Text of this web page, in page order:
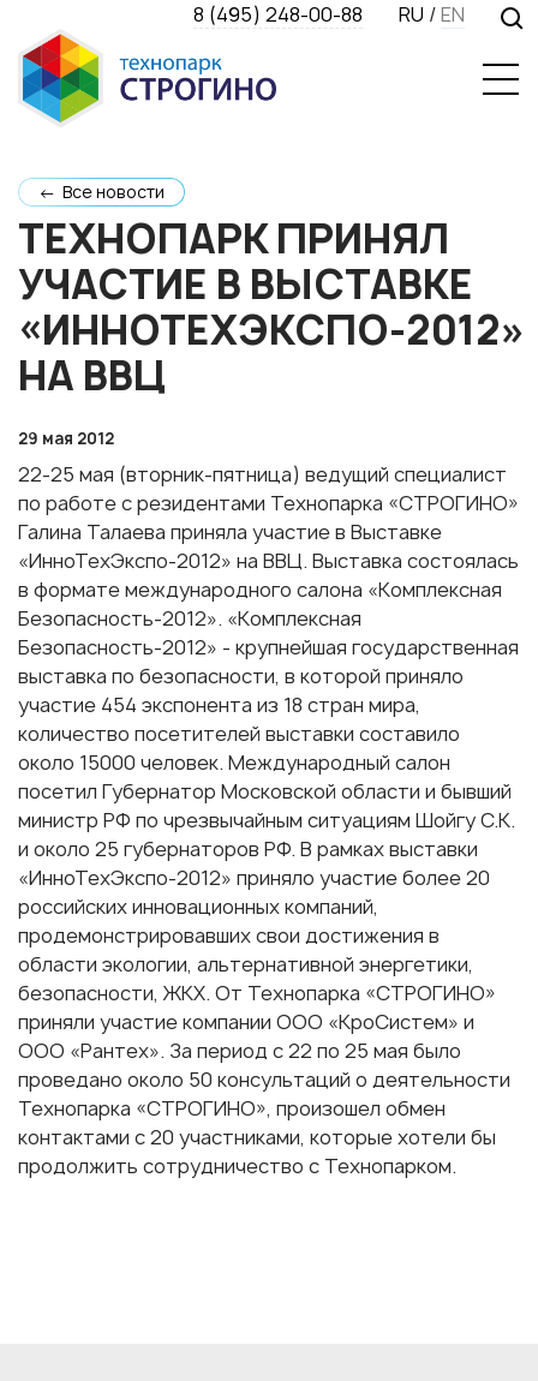
8 (495) 248-00-88 RU /EN
← Все новости
ТЕХНОПАРК ПРИНЯЛ
УЧАСТИЕ В ВЫСТАВКЕ
«ИННОТЕХЭКСПО-2012»
НА ВВЦ
29 мая 2012
22-25 мая (вторник-пятница) ведущий специалист
по работе с резидентами Технопарка «СТРОГИНО»
Галина Талаева приняла участие в Выставке
«ИнноТехЭкспо-2012» на ВВЦ. Выставка состоялась
в формате международного салона «Комплексная
Безопасность-2012». «Комплексная
Безопасность-2012» - крупнейшая государственная
выставка по безопасности, в которой приняло
участие 454 экспонента из 18 стран мира,
количество посетителей выставки составило
около 15000 человек. Международный салон
посетил Губернатор Московской области и бывший
министр РФ по чрезвычайным ситуациям Шойгу С.К.
и около 25 губернаторов РФ. В рамках выставки
«ИнноТехЭкспо-2012» приняло участие более 20
российских инновационных компаний,
продемонстрировавших свои достижения в
области экологии, альтернативной энергетики,
безопасности, ЖКХ. От Технопарка «СТРОГИНО»
приняли участие компании ООО «КроСистем» и
ООО «Рантех». За период с 22 по 25 мая было
проведано около 50 консультаций о деятельности
Технопарка «СТРОГИНО», произошел обмен
контактами с 20 участниками, которые хотели бы
продолжить сотрудничество с Технопарком.